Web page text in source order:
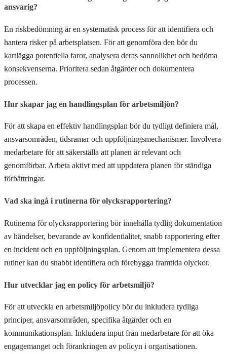
ansvarig?
En riskbedömning är en systematisk process för att identifiera och
hantera risker på arbetsplatsen. För att genomföra den bör du
kartlägga potentiella faror, analysera deras sannolikhet och bedöma
konsekvenserna. Prioritera sedan åtgärder och dokumentera
processen.
Hur skapar jag en handlingsplan för arbetsmiljön?
För att skapa en effektiv handlingsplan bör du tydligt definiera mål,
ansvarsområden, tidsramar och uppföljningsmechanismer. Involvera
medarbetare för att säkerställa att planen är relevant och
genomförbar. Arbeta aktivt med att uppdatera planen för ständiga
förbättringar.
Vad ska ingå i rutinerna för olycksrapportering?
Rutinerna för olycksrapportering bör innehålla tydlig dokumentation
av händelser, bevarande av konfidentialitet, snabb rapportering efter
en incident och en uppföljningsplan. Genom att implementera dessa
rutiner kan du snabbt identifiera och förebygga framtida olyckor.
Hur utvecklar jag en policy för arbetsmiljö?
För att utveckla en arbetsmiljöpolicy bör du inkludera tydliga
principer, ansvarsområden, specifika åtgärder och en
kommunikationsplan. Inkludera input från medarbetare för att öka
engagemanget och förankringen av policyn i organisationen.